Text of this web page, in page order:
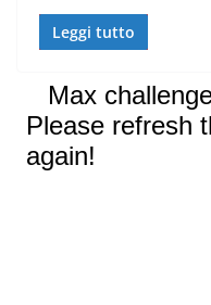
Leggi tutto